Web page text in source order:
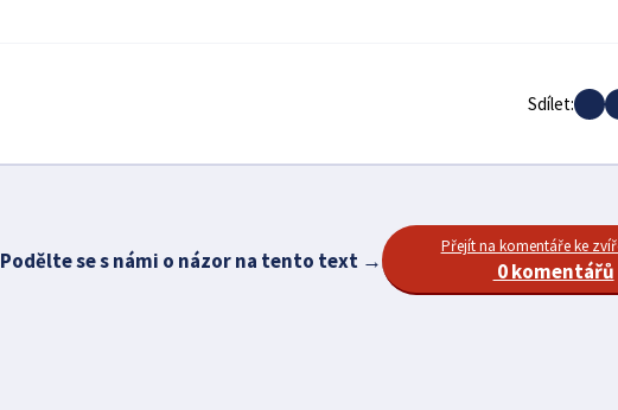
Sdílet:
Podělte se s námi o názor na tento text →
Přejít na komentáře ke
0 komentářů